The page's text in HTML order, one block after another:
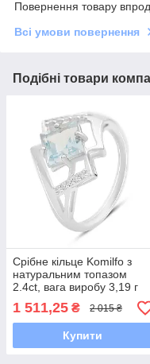
Повернення товару
Всі умови повернення
Подібні товари
Срібне кільце Komilfo з
натуральним топазом
2.4ct, вага виробу 3,19 г
(2166153) 18 розмір
1 511,25 ₴ 2 015 ₴
Купити